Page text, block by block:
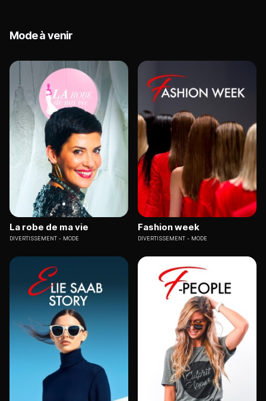
Mode à venir
La robe de ma vie
DIVERTISSEMENT MODE
Fashion week
DIVERTISSEMENT MODE